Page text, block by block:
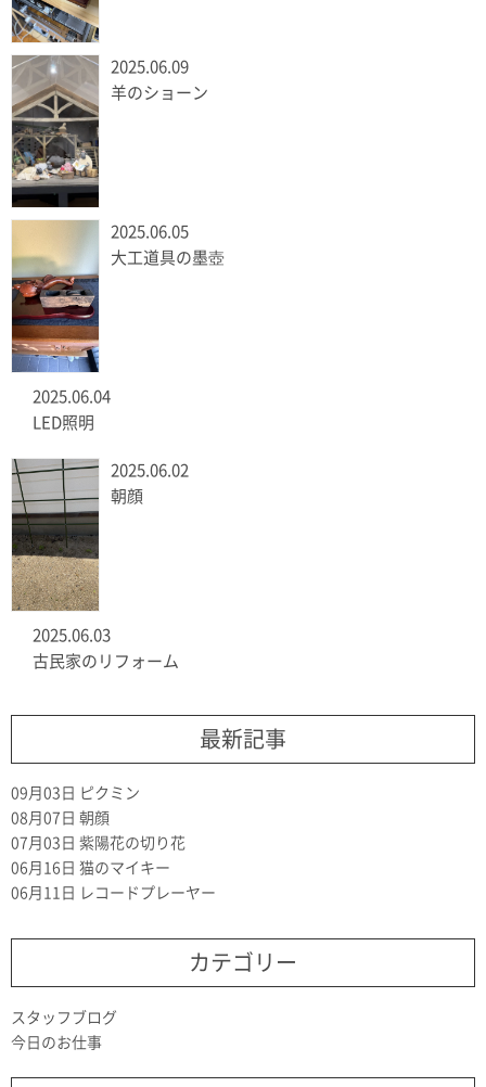
2025.06.09
羊のショーン
2025.06.05
大工道具の墨壺
2025.06.04
LED照明
2025.06.02
朝顔
2025.06.03
古民家のリフォーム
最新記事
09月03日
ピクミン
08月07日 朝顔
07月03日 紫陽花の切り花
06月16日 猫のマイキー
06月11日
レコードプレーヤー
カテゴリー
スタッフブログ
今日のお仕事